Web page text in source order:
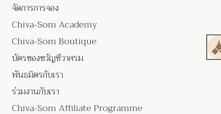
จัดการการจอง
Chiva-Som Academy
Chiva-Som Boutique
บัตรของขวัญชีวาศรม
พันธมิตรกับเรา
ร่วมงานกับเรา
Chiva-Som Affiliate Programme